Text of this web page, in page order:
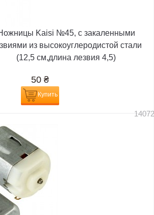
Kaisi №45, с закаленными
из высокоуглеродистой стали
(12,5 см,длина лезвия 4,5)
50 ₴
Купить